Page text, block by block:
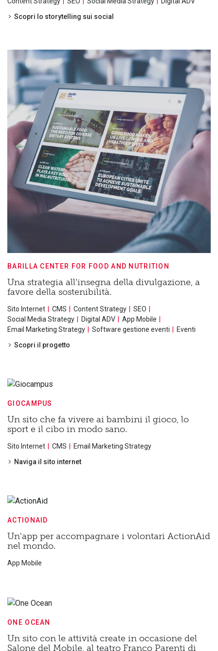
Scopri lo storytelling sui social
BARILLA CENTER FOR FOOD AND NUTRITION
Una strategia all’insegna della divulgazione, a
favore della sostenibilità.
Sito Internet CMS Content Strategy
SEO
Social Media Strategy
Digital ADV
App Mobile
Email Marketing Strategy
Software gestione eventi
Eventi
Scopri il progetto
GIOCAMPUS
Un sito che fa vivere ai bambini il gioco, lo
sport e il cibo in modo sano.
Sito Internet CMS
Email Marketing Strategy
Naviga il sito internet
ACTIONAID
Un'app per accompagnare i volontari ActionAid
nel mondo.
App Mobile
ONE OCEAN
Un sito con le attività create in occasione del
Salone del Mobile, al teatro Franco Parenti di